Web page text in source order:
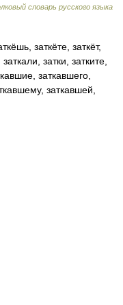
словарь русского языка
заткёте, заткёт,
затки, затките,
заткавшего,
заткавшей,